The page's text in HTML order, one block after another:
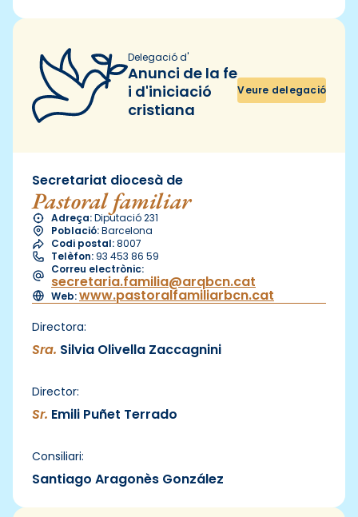
Delegació d'
Anunci de la fe
i d'iniciació
cristiana
Veure delegació
Secretariat diocesà de
Pastoral familiar
Adreça:Diputació 231
Població:Barcelona
Codi postal:8007
Telèfon: 93 453 86 59
Correu electrònic:
secretaria.familia@arqbcn.cat
Web:www.pastoralfamiliarbcn.cat
Directora:
Sra. Silvia Olivella Zaccagnini
Director:
Sr. Emili Puñet Terrado
Consiliari:
Santiago Aragonès González